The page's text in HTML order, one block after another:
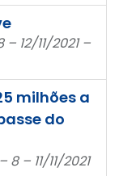
12/11/2021 –
milhões a
do
– 11/11/2021